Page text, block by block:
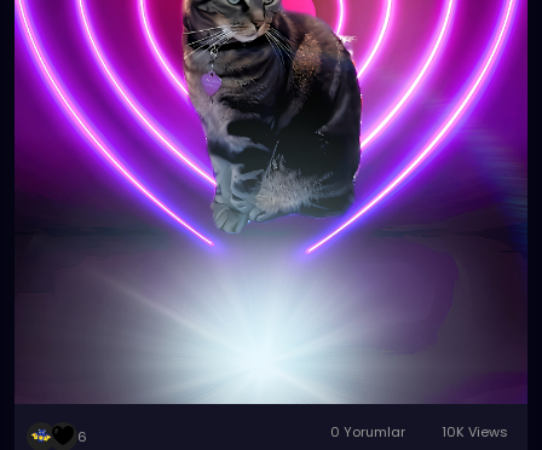
6 0 Yorumlar 10K Views